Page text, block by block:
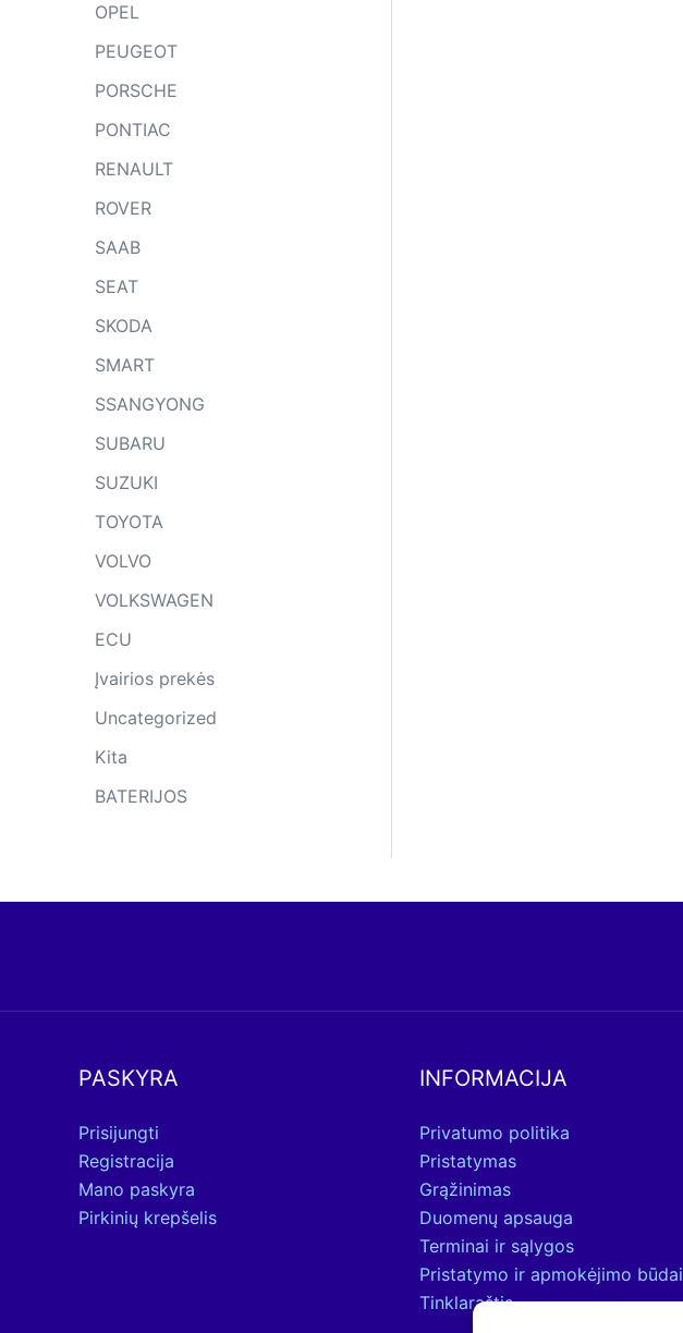
OPEL
PEUGEOT
PORSCHE
PONTIAC
RENAULT
ROVER
SAAB
SEAT
SKODA
SMART
SSANGYONG
SUBARU
SUZUKI
TOYOTA
VOLVO
VOLKSWAGEN
ECU
Įvairios prekės
Uncategorized
Kita
BATERIJOS
PASKYRA
Prisijungti
Registracija
Mano paskyra
Pirkinių krepšelis
INFORMACIJA
Privatumo politika
Pristatymas
Grąžinimas
Duomenų apsauga
Terminai ir sąlygos
Pristatymo ir apmokėjimo būdai
Tinklaraštis